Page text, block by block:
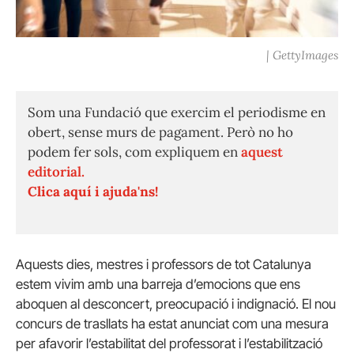
| GettyImages
Som una Fundació que exercim el periodisme en
obert, sense murs de pagament. Però no ho
podem fer sols, com expliquem enaquest
editorial.
Clica aquí i ajuda'ns!
Aquests dies, mestres i professors de tot Catalunya
estem vivim amb una barreja d’emocions que ens
aboquen al desconcert, preocupació i indignació. El nou
concurs de trasllats ha estat anunciat com una mesura
per afavorir l’estabilitat del professorat i l’estabilització